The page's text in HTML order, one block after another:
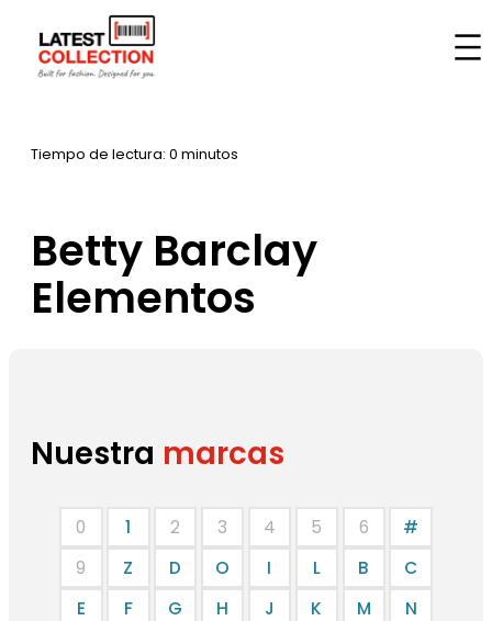
contenido
Inicio– Marcas–
Tiempo de lectura: 0 minutos
Betty Barclay
Elementos
Nuestra marcas
0 1 2 3 4 5 6
#
9
Z D O I L B
C
E
F G H J K M
N